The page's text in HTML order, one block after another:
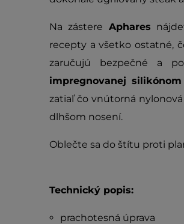
Na zástere Aphares
recepty a všetko ostatné,
zaručujú bezpečné a
impregnovanej silikónom
zatiaľ čo vnútorná
dlhšom nosení.
Oblečte sa do štítu proti
Technický popis:
prachotesná úprava